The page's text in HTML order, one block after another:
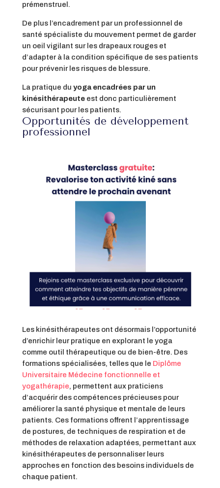
prémenstruel.
De plus l’encadrement par un professionnel de
santé spécialiste du mouvement permet de garder
un oeil vigilant sur les drapeaux rouges et
d’adapter à la condition spécifique de ses patients
pour prévenir les risques de blessure.
La pratique du yoga encadrées par un
kinésithérapeuteest donc particulièrement
sécurisant pour les patients.
Opportunités de développement
professionnel
Les kinésithérapeutes ont désormais l’opportunité
d’enrichir leur pratique en explorant le yoga
comme outil thérapeutique ou de bien-être. Des
formations spécialisées, telles que le Diplôme
Universitaire Médecine fonctionnelle et
yogathérapie, permettent aux praticiens
d’acquérir des compétences précieuses pour
améliorer la santé physique et mentale de leurs
patients. Ces formations offrent l’apprentissage
de postures, de techniques de respiration et de
méthodes de relaxation adaptées, permettant aux
kinésithérapeutes de personnaliser leurs
approches en fonction des besoins individuels de
chaque patient.